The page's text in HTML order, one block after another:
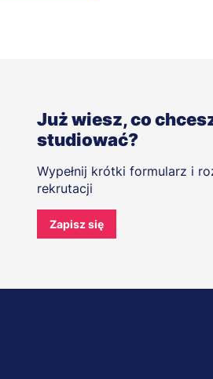
Już wiesz, co
studiować?
Wypełnij krótki formularz i
rekrutacji
Zapisz się